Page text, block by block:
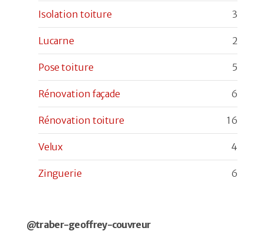
Isolation toiture 3
Lucarne 2
Pose toiture 5
Rénovation façade 6
Rénovation toiture 16
Velux 4
Zinguerie 6
@traber-geoffrey-couvreur